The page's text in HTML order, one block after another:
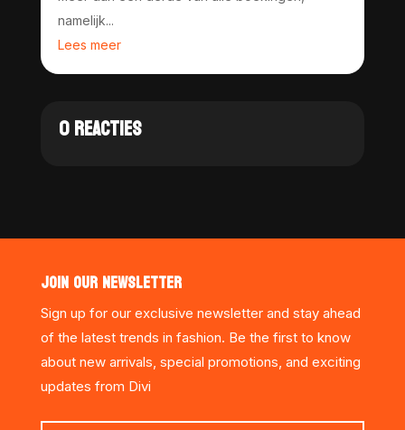
namelijk...
Lees meer
0 REACTIES
JOIN OUR NEWSLETTER
Sign up for our exclusive newsletter and stay ahead
of the latest trends in fashion. Be the first to know
about new arrivals, special promotions, and exciting
updates from Divi